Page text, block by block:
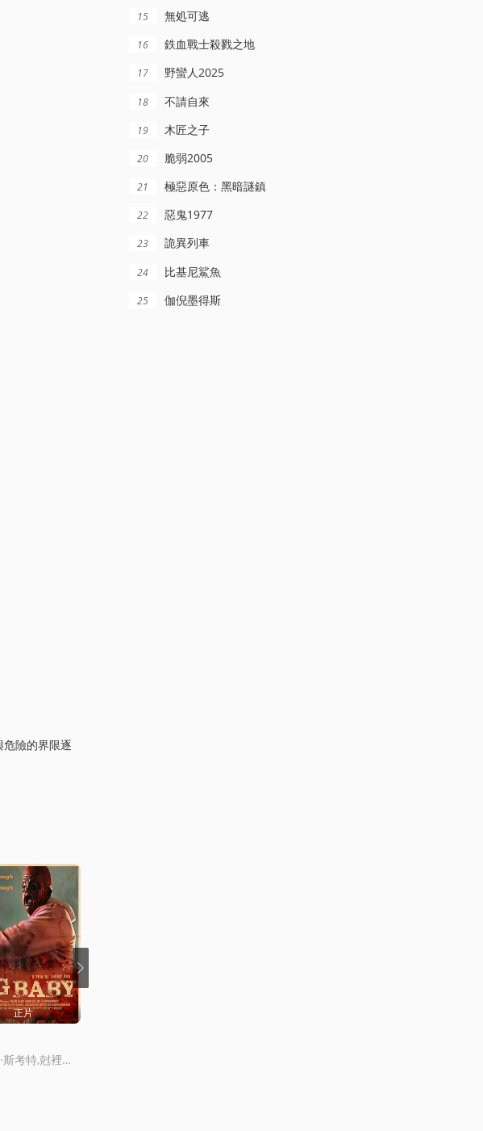
險的界限逐
正片
佈蘭登·斯考特,尅裡斯·福尅斯,Torio,Van,Grol,Adam,Marcinowski
15 無処可逃
16 鉄血戰士殺戮之地
17 野蠻人2025
18 不請自來
19 木匠之子
20 脆弱2005
21 極惡原色：黑暗謎鎮
22 惡鬼1977
23 詭異列車
24 比基尼鯊魚
25 伽倪墨得斯